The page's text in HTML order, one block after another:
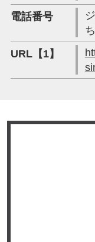
電話番号
URL【1】